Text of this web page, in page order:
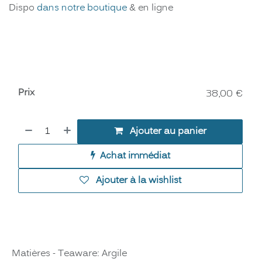
Dispo dans notre boutique & en ligne
Ajouter au panier
Achat immédiat
Ajouter à la wishlist
Prix 38,00 €
Matières - Teaware: Argile